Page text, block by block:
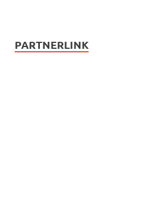
PARTNERLINK